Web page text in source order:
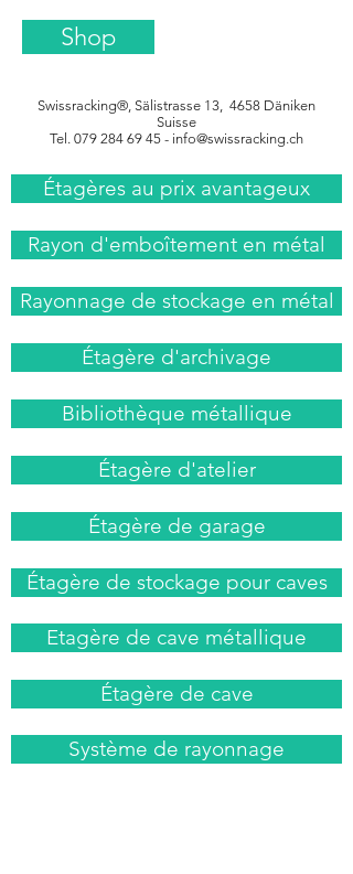
Shop
Swissracking®, Sälistrasse 13, 4658 Däniken
Suisse
Tel. 079 284 69 45 - info@swissracking.ch
Étagères au prix avantageux
Rayon d'emboîtement en métal
Rayonnage de stockage en métal
Étagère d'archivage
Bibliothèque métallique
Étagère d'atelier
Étagère de garage
Étagère de stockage pour caves
Etagère de cave métallique
Étagère de cave
Système de rayonnage